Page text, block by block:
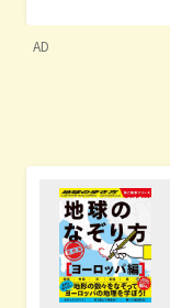
AD